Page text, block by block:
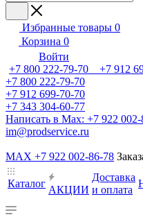
Избранные товары 0
Корзина 0
Войти
+7 800 222-79-70 +7 912
+7 800 222-79-70
+7 912 699-70-70
+7 343 304-60-77
Написать в Max: +7 922 002-
im@prodservice.ru
MAX +7 922 002-86-78
Каталог
АКЦИИ
Доставка
и оплата